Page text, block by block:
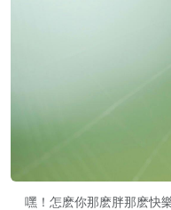
嘿！怎麽你那麽胖那麽快